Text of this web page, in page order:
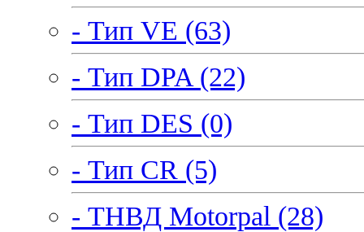
- Тип VE (63)
- Тип DPA (22)
- Тип DES (0)
- Тип CR (5)
- ТНВД Motorpal (28)